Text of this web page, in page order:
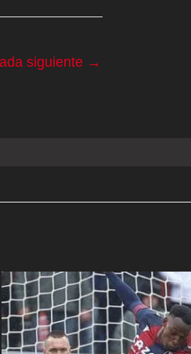
siguiente →